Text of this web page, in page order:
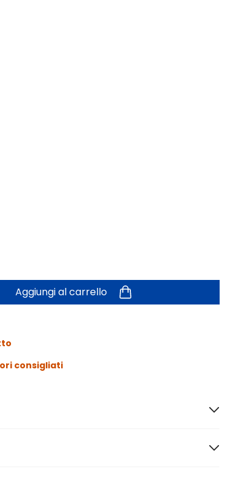
Aggiungi al carrello
consigliati